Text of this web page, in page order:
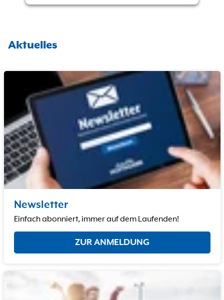
Aktuelles
Newsletter
Einfach abonniert, immer auf dem Laufenden!
ZUR ANMELDUNG